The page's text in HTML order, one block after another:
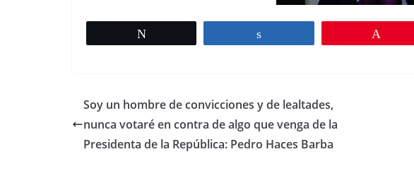
Soy un hombre de convicciones y de lealtades,
nunca votaré en contra de algo que venga de la
Presidenta de la República: Pedro Haces Barba